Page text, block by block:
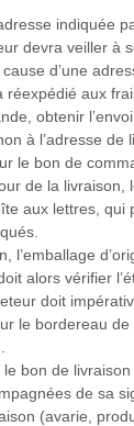
indiquée
devra veiller à
d’une
aux
obtenir
à l’adresse de
le bon de
de la livraison,
aux lettres, qui
l’emballage
alors vérifier
doit
le bordereau
le bon de
de sa
(avarie,